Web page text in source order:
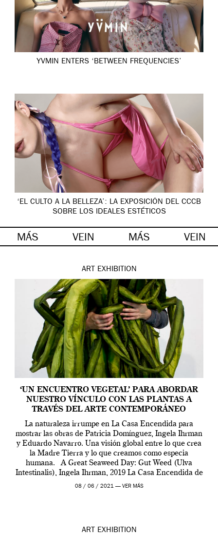
YVMIN ENTERS ‘BETWEEN FREQUENCIES’
‘EL CULTO A LA BELLEZA’: LA EXPOSICIÓN DEL CCCB
SOBRE LOS IDEALES ESTÉTICOS
MÁS VEIN MÁS VEIN
ART EXHIBITION
‘UN ENCUENTRO VEGETAL’ PARA ABORDAR
NUESTRO VÍNCULO CON LAS PLANTAS A
TRAVÉS DEL ARTE CONTEMPORÁNEO
La naturaleza irrumpe en La Casa Encendida para
mostrar las obras de Patricia Domínguez, Ingela Ihrman
y Eduardo Navarro. Una visión global entre lo que crea
la Madre Tierra y lo que creamos como especia
humana. A Great Seaweed Day: Gut Weed (Ulva
Intestinalis), Ingela Ihrman, 2019 La Casa Encendida de
Madrid y la Wellcome […]
08 / 06 / 2021 — VER MÁS
ART EXHIBITION